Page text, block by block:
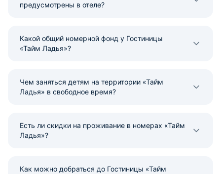
предусмотрены в отеле?
Какой общий номерной фонд у Гостиницы
«Тайм Ладья»?
Чем заняться детям на территории «Тайм
Ладья» в свободное время?
Есть ли скидки на проживание в номерах «Тайм
Ладья»?
Как можно добраться до Гостиницы «Тайм